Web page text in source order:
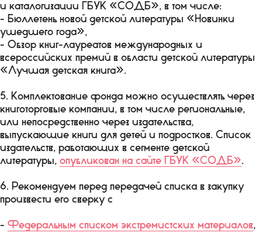
и каталогизации ГБУК «СОДБ», в том числе:
- Бюллетень новой детской литературы «Новинки
ушедшего года»,
- Обзор книг-лауреатов международных и
всероссийских премий в области детской литературы
«Лучшая детская книга».
5. Комплектование фонда можно осуществлять через
книготорговые компании, в том числе региональные,
или непосредственно через издательства,
выпускающие книги для детей и подростков. Список
издательств, работающих в сегменте детской
литературы, опубликован на сайте ГБУК «СОДБ».
6. Рекомендуем перед передачей списка в закупку
произвести его сверку с
- Федеральным списком экстремистских материалов,